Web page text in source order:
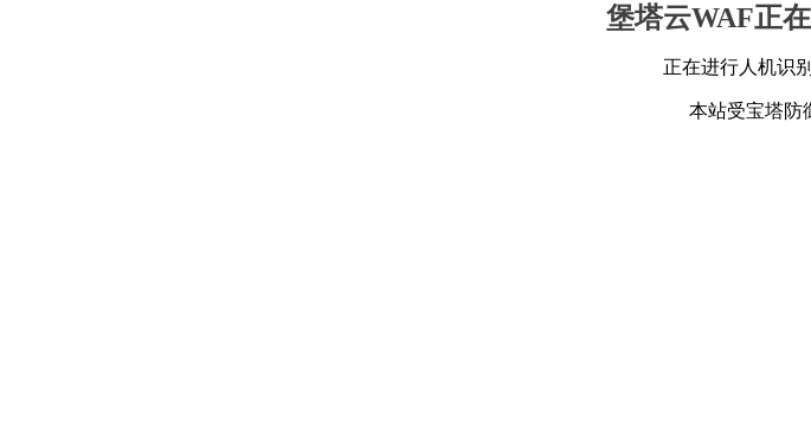
堡塔云WAF正
正在进行人机识
本站受宝塔防